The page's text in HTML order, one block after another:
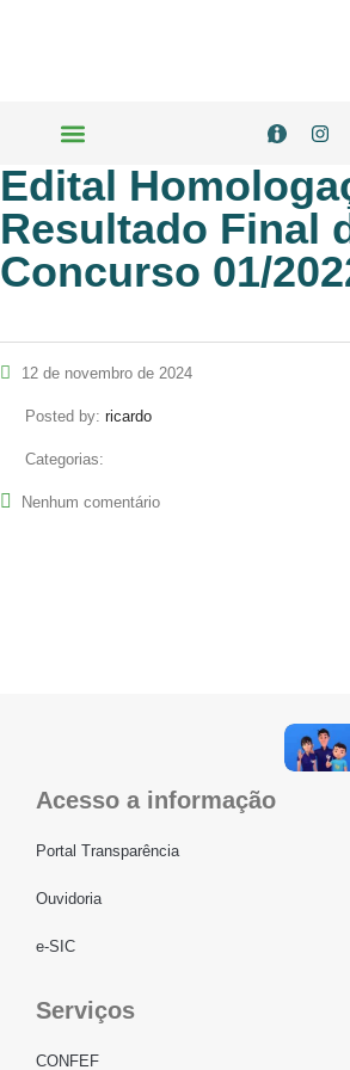
Edital
Resultado Final
Concurso 01/
12 de novembro de 2024
Posted by: ricardo
Categorias:
Nenhum comentário
Acesso a informação
Portal Transparência
Ouvidoria
e-SIC
Serviços
CONFEF